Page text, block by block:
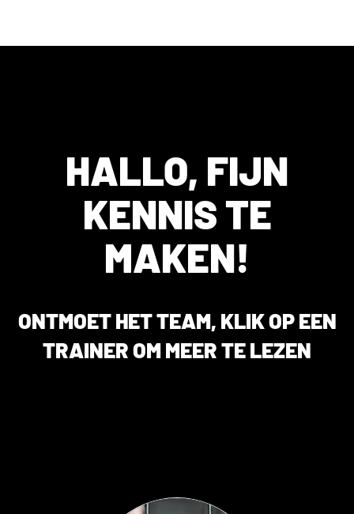
HALLO, FIJN
KENNIS TE
MAKEN!
ONTMOET HET TEAM, KLIK OP EEN
TRAINER OM MEER TE LEZEN